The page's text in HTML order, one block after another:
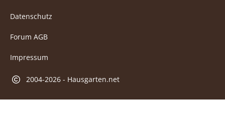
Datenschutz
Forum AGB
Impressum
2004-2026 - Hausgarten.net